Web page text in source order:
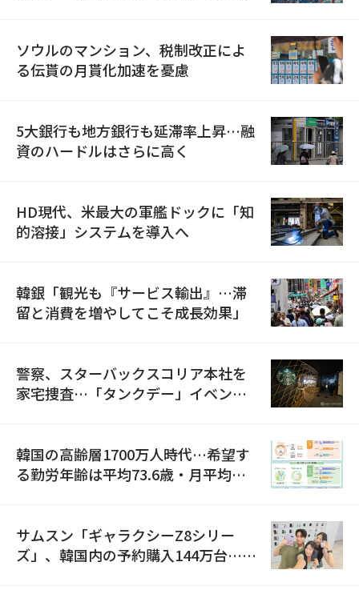
ソウルのマンション、税制改正によ
る伝貰の月貰化加速を憂慮
5大銀行も地方銀行も延滞率上昇…融
資のハードルはさらに高く
HD現代、米最大の軍艦ドックに「知
的溶接」システムを導入へ
韓銀「観光も『サービス輸出』…滞
留と消費を増やしてこそ成長効果」
警察、スターバックスコリア本社を
家宅捜査…「タンクデー」イベント
韓国の高齢層1700万人時代…希望す
る勤労年齢は平均73.6歳・月平均賃
サムスン「ギャラクシーZ8シリー
ズ」、韓国内の予約購入144万台…